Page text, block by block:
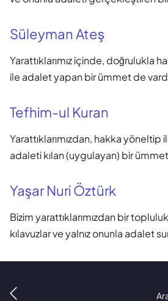
Süleyman Ateş
Yarattıklarımız içinde, doğrulukla
ile adalet yapan bir ümmet de
Tefhim-ul Kuran
Yarattıklarımızdan, hakka yöneltip
adaleti kılan (uygulayan) bir ümmet
Yaşar Nuri Öztürk
Bizim yarattıklarımızdan bir
kılavuzlar ve yalnız onunla adalet